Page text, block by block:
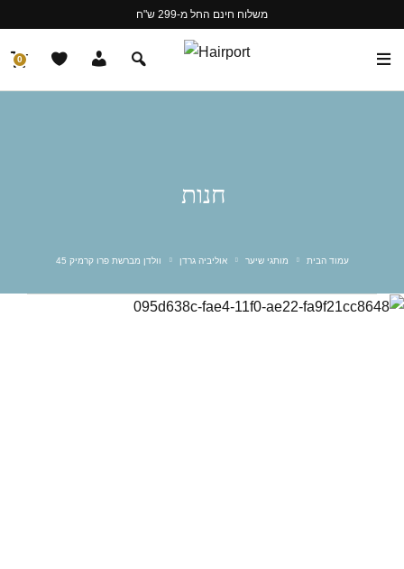
משלוח חינם החל מ-299 ש"ח
0
חנות
עמוד הבית מותגי שיער אוליביה גרדן וולדן מברשת פרו קרמיק 45